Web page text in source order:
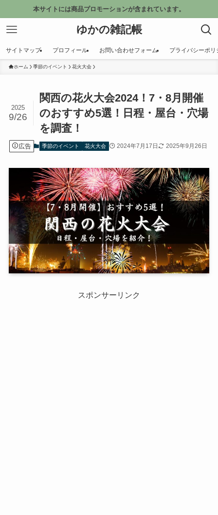
本サイトには商品プロモーションが含まれています。
ゆかの雑記帳
サイトマップ プロフィール お問い合わせフォーム プライバシーポリ
ホーム 季節のイベント 花火大会
関西の花火大会2024！7・8月開催
のおすすめ5選！日程・屋台・穴場
を調査！
2025
9/26
広告 季節のイベント 花火大会 2024年7月17日 2025年9月26日
スポンサーリンク